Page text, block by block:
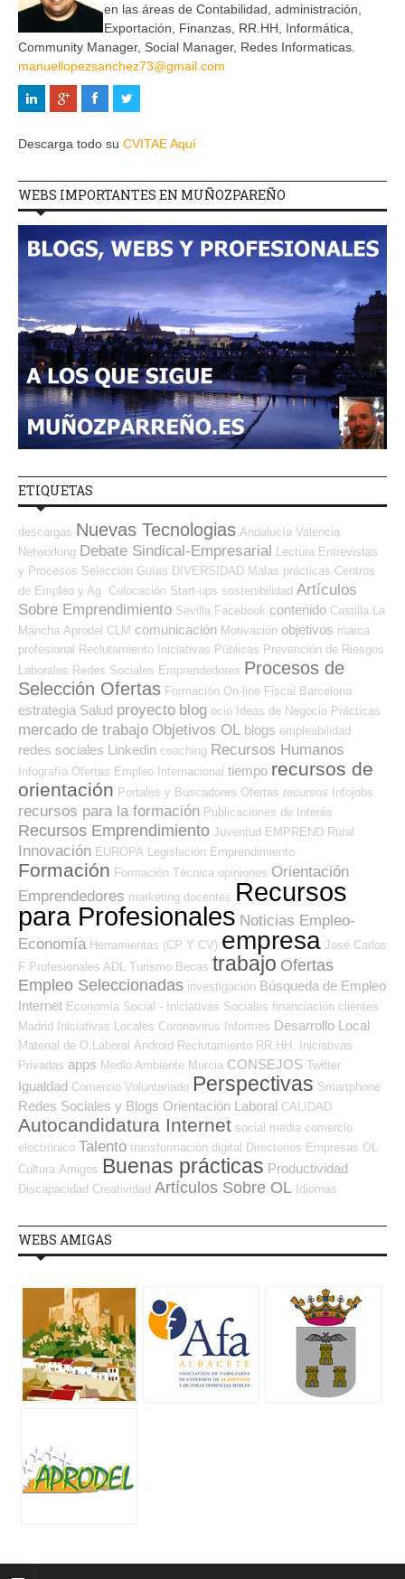
en las áreas de Contabilidad, administración,
Exportación, Finanzas, RR.HH, Informática,
Community Manager, Social Manager, Redes Informaticas.
manuellopezsanchez73@gmail.com
Descarga todo su CVITAE Aquí
WEBS IMPORTANTES EN MUÑOZPAREÑO
ETIQUETAS
descargas Nuevas Tecnologias Andalucía Valencia
Networking Debate Sindical-Empresarial Lectura Entrevistas
y Procesos Selección Guías DIVERSIDAD Malas prácticas Centros
de Empleo y Ag. Colocación Start-ups sostenibilidad Artículos
Sobre Emprendimiento Sevilla Facebook contenido Castilla La
Mancha Aprodel CLM comunicación Motivación objetivos marca
profesional
Reclutamiento Iniciativas Públicas Prevención de Riesgos
Laborales Redes Sociales Emprendedores Procesos de
Selección Ofertas Formación On-line Fiscal Barcelona
estrategia Salud proyecto blog ocio Ideas de Negocio Prácticas
mercado de trabajo Objetivos OL blogs empleabilidad
redes sociales Linkedin coaching Recursos Humanos
Infografía Ofertas Empleo Internacional tiempo recursos de
orientación Portales y Buscadores Ofertas recursos Infojobs
recursos para la formación Publicaciones de Interés
Recursos Emprendimiento Juventud EMPREND Rural
Innovación EUROPA Legislación Emprendimiento
Formación Formación Técnica opiniones Orientación
Emprendedores marketing docentes Recursos
para Profesionales Noticias Empleo-
Economía Herramientas (CP Y CV) empresa José Carlos
F Profesionales ADL
Turismo Becas trabajo Ofertas
Empleo Seleccionadas investigación Búsqueda de Empleo
Internet Economía Social - Iniciativas Sociales financiación clientes
Madrid
Iniciativas Locales Coronavirus Informes Desarrollo Local
Material de O.Laboral Android Reclutamiento RR.HH.
Iniciativas
Privadas apps Medio Ambiente Murcia CONSEJOS Twitter
Igualdad Comercio Voluntariado Perspectivas Smartphone
Redes Sociales y Blogs Orientación Laboral CALIDAD
Autocandidatura Internet social media comercio
electrónico Talento transformación digital
Directorios Empresas OL
Cultura Amigos Buenas prácticas Productividad
Discapacidad Creatividad Artículos Sobre OL Idiomas
WEBS AMIGAS